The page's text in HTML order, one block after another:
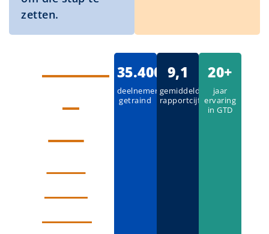
zetten.
Schrijf35.400
deelnemers
getraind
9,1
gemiddeld
rapportcijfer
20+
jaar
ervaring
in GTD